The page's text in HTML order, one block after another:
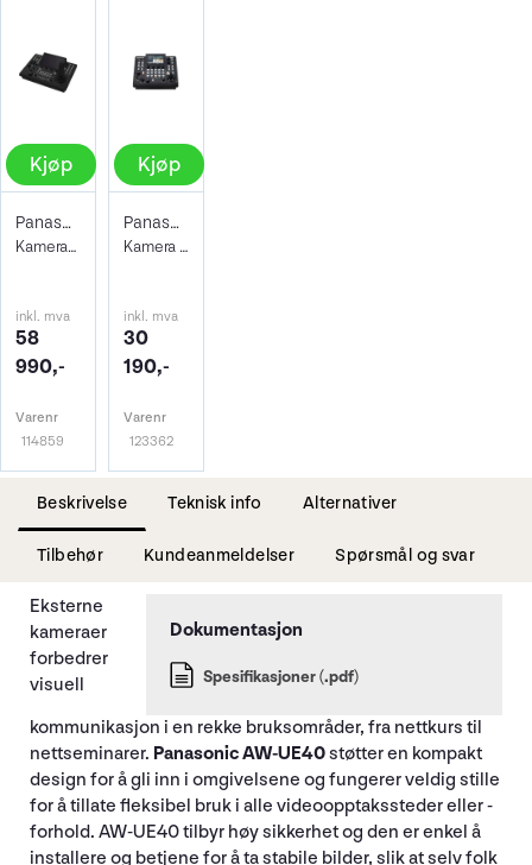
Kjøp
Panasonic AW-RP150 kamerakontroller
Kamerakontroller for Pan, Tilt, Zoom
inkl. mva
58
990,-
Varenr
114859
Kjøp
Panasonic RP-60 IP Kontroller
Kamera Kontroller for Pan, Tilt, Zoom
inkl. mva
30
190,-
Varenr
123362
Beskrivelse Teknisk info Alternativer
Tilbehør Kundeanmeldelser Spørsmål og svar
Spesifikasjoner (.pdf)
Eksterne
kameraer
forbedrer
visuell
kommunikasjon i en rekke bruksområder, fra nettkurs til
nettseminarer. Panasonic AW-UE40støtter en kompakt
design for å gli inn i omgivelsene og fungerer veldig stille
for å tillate fleksibel bruk i alle videoopptakssteder eller -
forhold. AW-UE40 tilbyr høy sikkerhet og den er enkel å
installere og betjene for å ta stabile bilder, slik at selv folk